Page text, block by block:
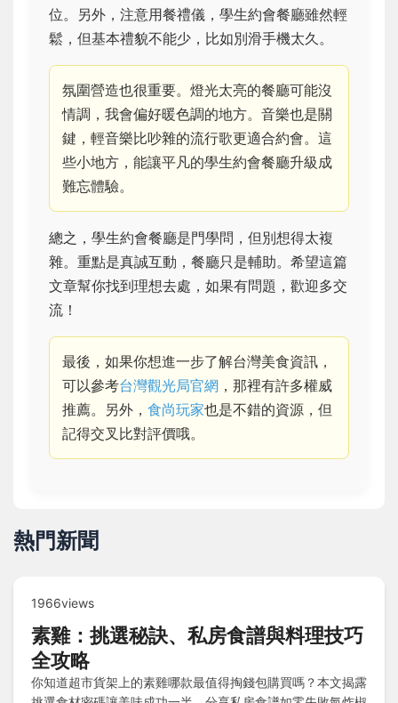
位。另外，注意用餐禮儀，學生約會餐廳雖然輕
鬆，但基本禮貌不能少，比如別滑手機太久。
氛圍營造也很重要。燈光太亮的餐廳可能沒
情調，我會偏好暖色調的地方。音樂也是關
鍵，輕音樂比吵雜的流行歌更適合約會。這
些小地方，能讓平凡的學生約會餐廳升級成
難忘體驗。
總之，學生約會餐廳是門學問，但別想得太複
雜。重點是真誠互動，餐廳只是輔助。希望這篇
文章幫你找到理想去處，如果有問題，歡迎多交
流！
最後，如果你想進一步了解台灣美食資訊，
可以參考台灣觀光局官網 ，那裡有許多權威
推薦。另外， 食尚玩家也是不錯的資源，但
記得交叉比對評價哦。
熱門新聞
1966views
素雞：挑選秘訣、私房食譜與料理技巧
全攻略
你知道超市貨架上的素雞哪款最值得掏錢包購買嗎？本文揭露